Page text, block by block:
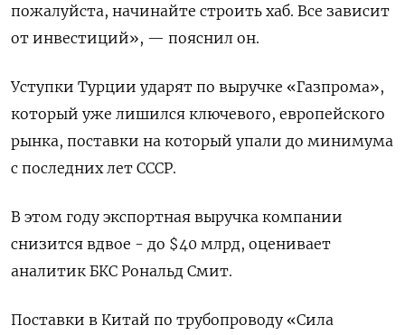
пожалуйста, начинайте строить хаб. Все зависит
от инвестиций», — пояснил он.
Уступки Турции ударят по выручке «Газпрома»,
который уже лишился ключевого, европейского
рынка, поставки на который упали до минимума
с последних лет СССР.
В этом году экспортная выручка компании
снизится вдвое - до $40 млрд, оценивает
аналитик БКС Рональд Смит.
Поставки в Китай по трубопроводу «Сила